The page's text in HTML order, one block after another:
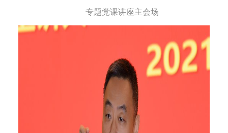
专题党课讲座主会场